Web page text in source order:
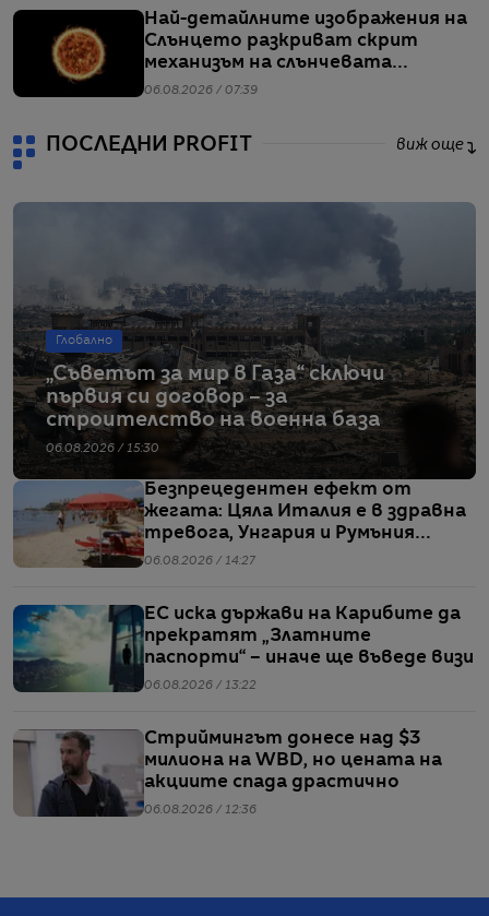
Най-детайлните изображения на
Слънцето разкриват скрит
механизъм на слънчевата
активност
06.08.2026 / 07:39
ПОСЛЕДНИ PROFIT виж още
Глобално
„Съветът за мир в Газа“ сключи
първия си договор – за
строителство на военна база
06.08.2026 / 15:30
Безпрецедентен ефект от
жегата: Цяла Италия е в здравна
тревога, Унгария и Румъния
пестят електричество
06.08.2026 / 14:27
ЕС иска държави на Карибите да
прекратят „Златните
паспорти“ – иначе ще въведе визи
06.08.2026 / 13:22
Стриймингът донесе над $3
милиона на WBD, но цената на
акциите спада драстично
06.08.2026 / 12:36